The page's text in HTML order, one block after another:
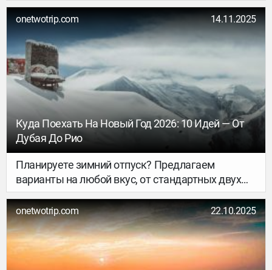
куда российские туристы обычно не ездят.
Выбирайте!
onetwotrip.com 14.11.2025
Куда Поехать На Новый Год 2026: 10 Идей — От
Дубая До Рио
Планируете зимний отпуск? Предлагаем
варианты на любой вкус, от стандартных двух
недель на море или в горах до изучения стран,
куда российские туристы обычно не ездят.
Выбирайте!
onetwotrip.com 22.10.2025